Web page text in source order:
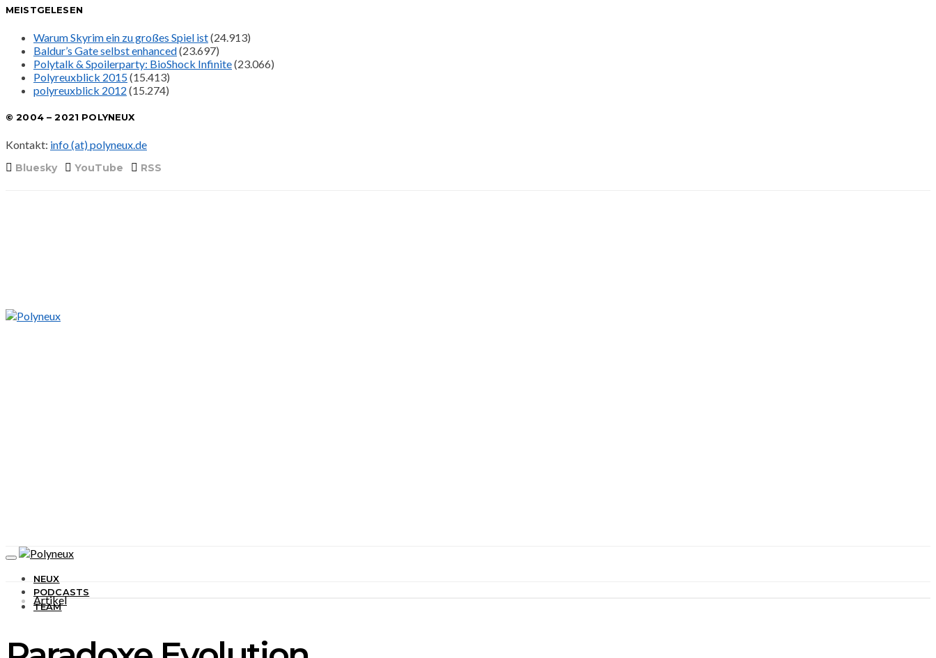
MEISTGELESEN
Warum Skyrim ein zu großes Spiel ist(24.913)
Baldur’s Gate selbst enhanced(23.697)
Polytalk & Spoilerparty: BioShock Infinite(23.066)
Polyreuxblick 2015(15.413)
polyreuxblick 2012 (15.274)
© 2004 – 2021 POLYNEUX
Kontakt: info (at) polyneux.de
Bluesky YouTube RSS
NEUX
PODCASTS
TEAM
Artikel